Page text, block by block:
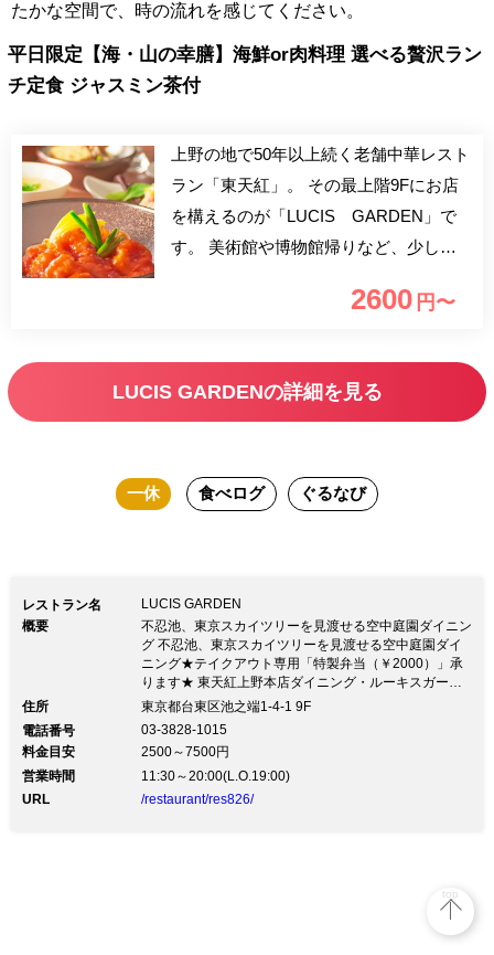
たかな空間で、時の流れを感じてください。
平日限定【海・山の幸膳】海鮮or肉料理 選べる贅沢ラン
チ定食 ジャスミン茶付
上野の地で50年以上続く老舗中華レスト
ラン「東天紅」。 その最上階9Fにお店
を構えるのが「LUCIS GARDEN」で
す。 美術館や博物館帰りなど、少し遅
不忍池やスカイツリーを一望できる店内
2600 円〜
LUCIS GARDENの詳細を見る
一休 食べログ ぐるなび
レストラン名
LUCIS GARDEN
概要
不忍池、東京スカイツリーを見渡せる空中庭園ダイニン
グ 不忍池、東京スカイツリーを見渡せる空中庭園ダイ
ニング★テイクアウト専用「特製弁当（￥2000）」承
ります★ 東天紅上野本店ダイニング・ルーキスガーデ
ンは、眼下に不忍池が広がり四季の移ろいを感じられ
蓮の葉の緑が鮮やかに映え、東京スカイツリーもご覧頂
けます。お料理はふかひれの他、厳選素材を活かしたメ
ニューを豊富にご用意。記念日ディナーや女子会、美術
館、博物館にお出かけの際に是非お立ち寄り下さい。
住所
東京都台東区池之端1-4-1 9F
電話番号
03-3828-1015
料金目安
2500～7500円
営業時間
11:30～20:00(L.O.19:00)
URL
/restaurant/res826/
top